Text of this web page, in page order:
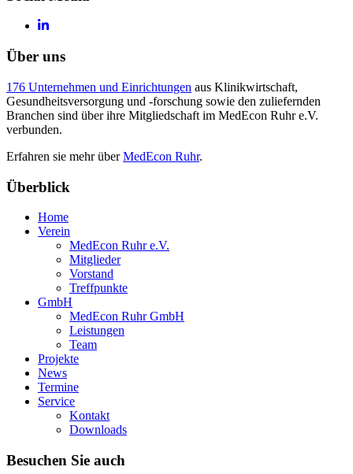
Über uns
176 Unternehmen und Einrichtungen aus Klinikwirtschaft,
Gesundheitsversorgung und -forschung sowie den zuliefernden
Branchen sind über ihre Mitgliedschaft im MedEcon Ruhr e.V.
verbunden.
Erfahren sie mehr überMedEcon Ruhr.
Überblick
Home
Verein
MedEcon Ruhr e.V.
Mitglieder
Vorstand
Treffpunkte
GmbH
MedEcon Ruhr GmbH
Leistungen
Team
Projekte
News
Termine
Service
Kontakt
Downloads
Besuchen Sie auch